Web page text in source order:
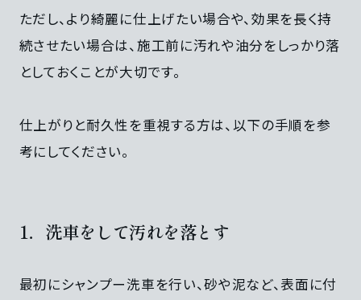
ただし、より綺麗に仕上げたい場合や、効果を長く持
続させたい場合は、施工前に汚れや油分をしっかり落
としておくことが大切です。
仕上がりと耐久性を重視する方は、以下の手順を参
考にしてください。
1．洗車をして汚れを落とす
最初にシャンプー洗車を行い、砂や泥など、表面に付